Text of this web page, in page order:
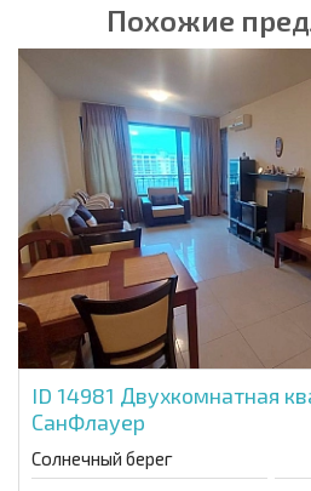
Похожие
ID 14981 Двухкомнатная
СанФлауер
Солнечный берег